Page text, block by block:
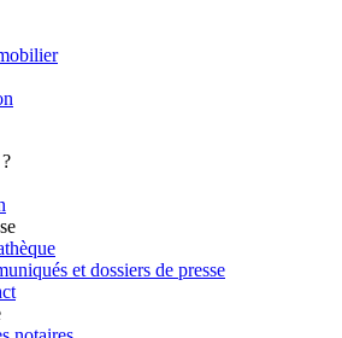
et dossiers de presse